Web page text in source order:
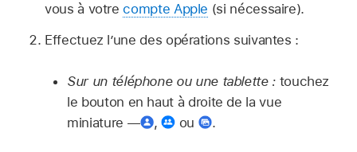
vous à votrecompte Apple (si nécessaire).
Effectuez l’une des opérations suivantes :
Sur un téléphone ou une tablette : touchez
le bouton en haut à droite de la vue
miniature —
, ou .